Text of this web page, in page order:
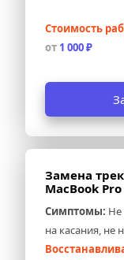
Стоимость
от 1 000 ₽
Замена
MacBook
Симптомы: Не
на касания, не